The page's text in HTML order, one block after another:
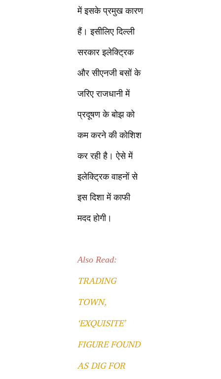
में इसके प्रमुख कारण
हैं। इसीलिए दिल्ली
सरकार इलेक्ट्रिक
और सीएनजी बसों के
जरिए राजधानी में
प्रदूषण के बोझ को
कम करने की कोशिश
कर रही है। ऐसे में
इलेक्ट्रिक वाहनों से
इस दिशा में काफी
मदद होगी।
Also Read:
TRADING
TOWN,
‘EXQUISITE’
FIGURE FOUND
AS DIG FOR